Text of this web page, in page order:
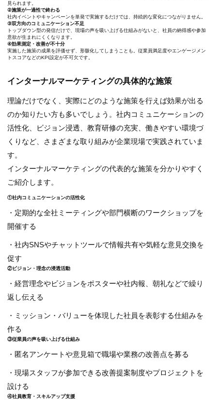
見られます。
②施策が一過性で終わる
社内イベントやキャンペーンを単発で実施するだけでは、持続的な変化につながりません。
③双方向のコミュニケーション不足
トップダウン型の発信だけで、現場の声を吸い上げる仕組みがないと、社員の納得感や参加
意欲が生まれにくくなります。
④効果測定・改善が不十分
実施した施策の成果を評価せず、形骸化してしまうことも。従業員満足度やエンゲージメン
トスコアなどのKPI設定が不可欠です。
インターナルマーケティングの具体的な施策
理論だけでなく、実際にどのような施策を行えば効果が出る
のか知りたい方も多いでしょう。社内コミュニケーションの
活性化、ビジョン浸透、教育研修の充実、働きやすい環境づ
くりなど、さまざまな取り組みが企業現場で実践されていま
す。
インターナルマーケティングの代表的な施策を分かりやすく
ご紹介します。
①社内コミュニケーションの活性化
・定期的な全社ミーティングや部門横断のワークショップを
開催する
・社内SNSやチャットツールで情報共有や気軽な意見交換を
促す
②ビジョン・理念の浸透活動
・経営理念やビジョンをポスターや社内報、朝礼などで繰り
返し伝える
・ミッション・バリューを体現した社員を表彰する仕組みを
作る
③従業員の声を吸い上げる仕組み
・匿名アンケートや意見箱で職場や業務の改善点を募る
・現場スタッフが参加できる改善提案制度やプロジェクトを
設ける
④社員教育・スキルアップ支援